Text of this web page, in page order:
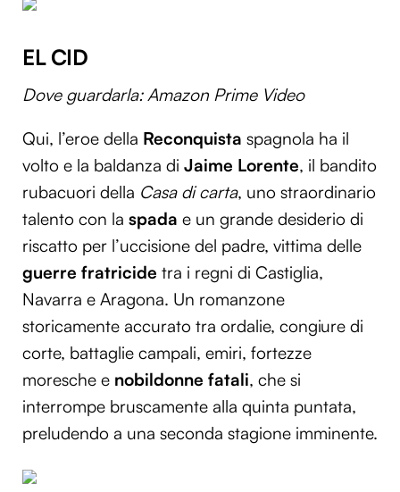
EL CID
Dove guardarla: Amazon Prime Video
Qui, l’eroe della Reconquista spagnola ha il
volto e la baldanza di Jaime Lorente, il bandito
rubacuori della Casa di carta, uno straordinario
talento con la spada e un grande desiderio di
riscatto per l’uccisione del padre, vittima delle
guerre fratricide tra i regni di Castiglia,
Navarra e Aragona. Un romanzone
storicamente accurato tra ordalie, congiure di
corte, battaglie campali, emiri, fortezze
moresche e nobildonne fatali, che si
interrompe bruscamente alla quinta puntata,
preludendo a una seconda stagione imminente.